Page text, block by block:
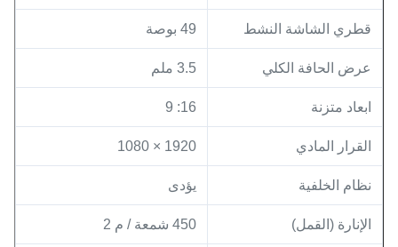
قطري الشاشة النشط 49 بوصة
عرض الحافة الكلي 3.5 ملم
ابعاد متزنة 16: 9
القرار المادي 1920 × 1080
نظام الخلفية يؤدى
الإنارة (القمل) 450 شمعة / م 2